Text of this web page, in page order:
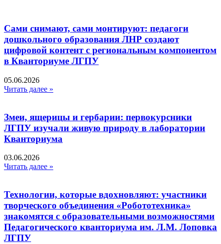
Сами снимают, сами монтируют: педагоги
дошкольного образования ЛНР создают
цифровой контент с региональным компонентом
в Кванториуме ЛГПУ​
05.06.2026
Читать далее »
Змеи, ящерицы и гербарии: первокурсники
ЛГПУ изучали живую природу в лаборатории
Кванториума
03.06.2026
Читать далее »
Технологии, которые вдохновляют: участники
творческого объединения «Робототехника»
знакомятся с образовательными возможностями
Педагогического кванториума им. Л.М. Лоповка
ЛГПУ